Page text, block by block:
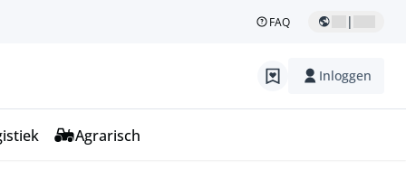
FAQ |
Inloggen
Agrarisch